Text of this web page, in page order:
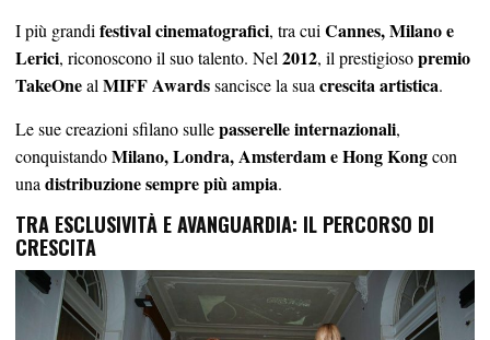
I più grandi festival cinematografici, tra cui Cannes, Milano e
Lerici, riconoscono il suo talento. Nel 2012, il prestigiosopremio
TakeOneal MIFF Awardssancisce la sua crescita artistica.
Le sue creazioni sfilano sullepasserelle internazionali,
conquistandoMilano, Londra, Amsterdam e Hong Kongcon
una distribuzione sempre più ampia.
TRA ESCLUSIVITÀ E AVANGUARDIA: IL PERCORSO DI
CRESCITA